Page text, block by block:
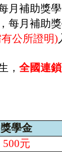
月補助獎
每月補助
公所證明)
， 全國連鎖
獎學金
500元